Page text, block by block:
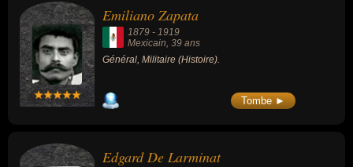
Emiliano Zapata
1879 - 1919
Mexicain, 39 ans
Général, Militaire (Histoire).
Tombe ►
Edgard De Larminat